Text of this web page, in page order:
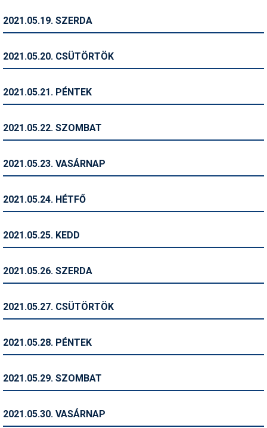
Snowboard
Szakértők
Telemark
Történelem
Utazási tippek
2021.05.19. SZERDA
2021.05.20. CSÜTÖRTÖK
2021.05.21. PÉNTEK
2021.05.22. SZOMBAT
2021.05.23. VASÁRNAP
2021.05.24. HÉTFŐ
2021.05.25. KEDD
2021.05.26. SZERDA
2021.05.27. CSÜTÖRTÖK
2021.05.28. PÉNTEK
2021.05.29. SZOMBAT
2021.05.30. VASÁRNAP